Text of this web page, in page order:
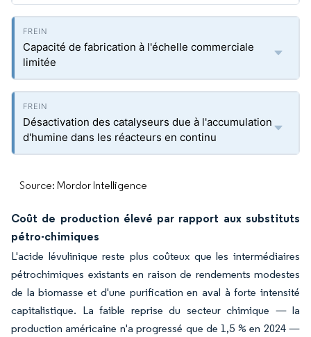
Capacité de fabrication à l'échelle commerciale
limitée
Désactivation des catalyseurs due à l'accumulation
d'humine dans les réacteurs en continu
Source: Mordor Intelligence
Coût de production élevé par rapport aux substituts
pétro-chimiques
L'acide lévulinique reste plus coûteux que les intermédiaires
pétrochimiques existants en raison de rendements modestes
de la biomasse et d'une purification en aval à forte intensité
capitalistique. La faible reprise du secteur chimique — la
production américaine n'a progressé que de 1,5 % en 2024 —